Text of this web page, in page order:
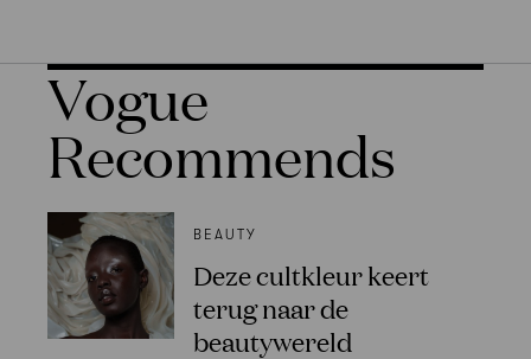
Vogue
Recommends
BEAUTY
Deze cultkleur keert
terug naar de
beautywereld